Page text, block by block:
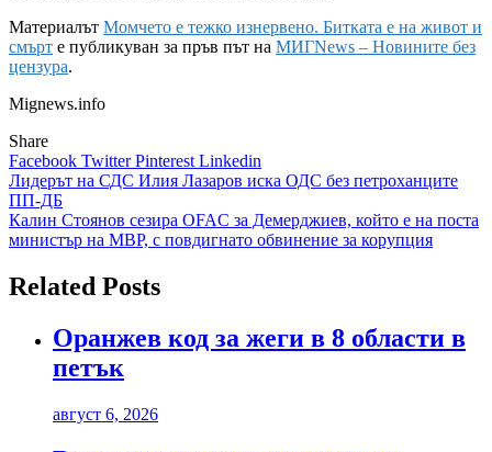
Материалът Момчето е тежко изнервено. Битката е на живот и
смърт е публикуван за пръв път на МИГNews – Новините без
цензура.
Mignews.info
Share
Facebook TwitterPinterest Linkedin
Навигация
Лидерът на СДС Илия Лазаров иска ОДС без петроханците
ПП-ДБ
Калин Стоянов сезира OFAC за Демерджиев, който е на поста
министър на МВР, с повдигнато обвинение за корупция
Related Posts
Оранжев код за жеги в 8 области в
петък
август 6, 2026